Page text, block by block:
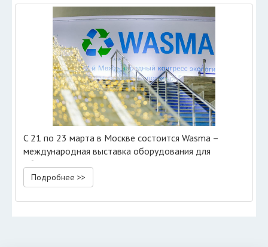
C 21 по 23 марта в Москве состоится Wasma –
международная выставка оборудования для
обращения с отходами.
Подробнее >>